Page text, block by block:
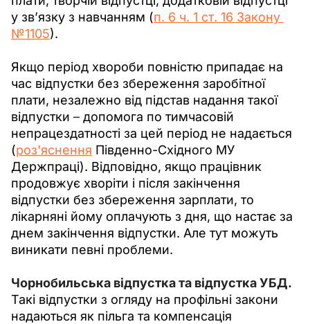
у зв’язку з навчанням (п. 6 ч. 1 ст. 16 Закону
№1105).
Якщо період хвороби повністю припадає на
час відпустки без збереження заробітної
плати, незалежно від підстав надання такої
відпустки – допомога по тимчасовій
непрацездатності за цей період не надається
(роз'яснення Південно-Східного МУ
Держпраці). Відповідно, якщо працівник
продовжує хворіти і після закінчення
відпустки без збереження зарплати, то
лікарняні йому оплачують з дня, що настає за
днем закінчення відпустки. Але тут можуть
виникати певні проблеми.
Чорнобильська відпустка та відпустка УБД.
Такі відпустки з огляду на профільні закони
надаються як пільга та компенсація